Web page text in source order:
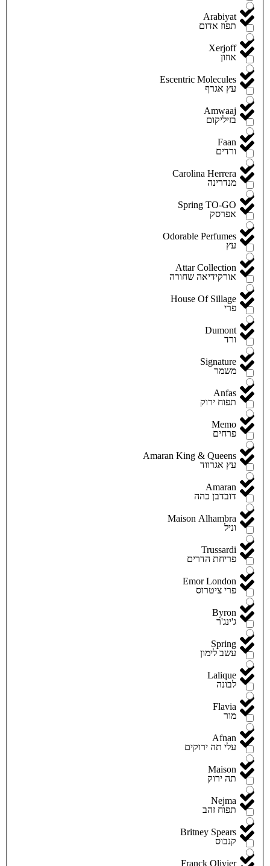
Arabiyat
Xerjoff
Escentric Molecules
Amwaaj
Faan
Carolina Herrera
Spring TO-GO
Odorable Perfumes
Attar Collection
House Of Sillage
Dumont
Signature
Anfas
Memo
Amaran King & Queens
Amaran
Maison Alhambra
Trussardi
Emor London
Byron
Spring
Lalique
Flavia
Afnan
Maison
Nejma
Britney Spears
Franck Olivier
תפוז אדום
אוזון
עץ אגרף
בזיליקום
ורדים
מנדרינה
אפרסק
עץ
אורקידיאה שחורה
פרי
ורד
משמר
תפוח ירוק
פרחים
עץ אגרווד
דובדבן כהה
וניל
פריחת הדרים
פרי ציטרוס
ג'ינג'ר
עשב לימון
לבונה
מור
עלי תה ירוקים
תה ירוק
תפוח זהב
קנבוס